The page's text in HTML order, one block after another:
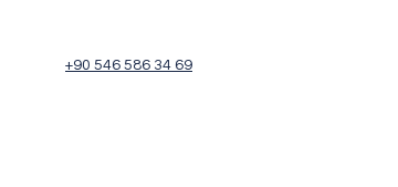
+90 546 586 34 69